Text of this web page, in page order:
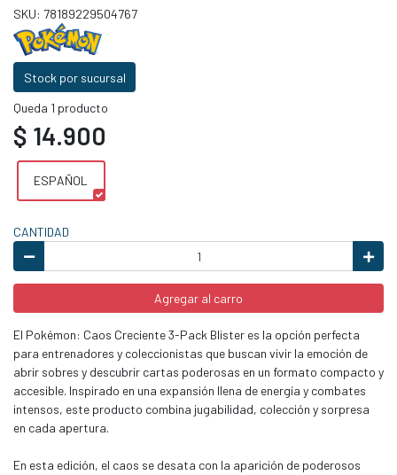
SKU: 78189229504767
Stock por sucursal
Queda 1 producto
$ 14.900
ESPAÑOL
CANTIDAD
Agregar al carro
El Pokémon: Caos Creciente 3-Pack Blister es la opción perfecta
para entrenadores y coleccionistas que buscan vivir la emoción de
abrir sobres y descubrir cartas poderosas en un formato compacto y
accesible. Inspirado en una expansión llena de energía y combates
intensos, este producto combina jugabilidad, colección y sorpresa
en cada apertura.
En esta edición, el caos se desata con la aparición de poderosos